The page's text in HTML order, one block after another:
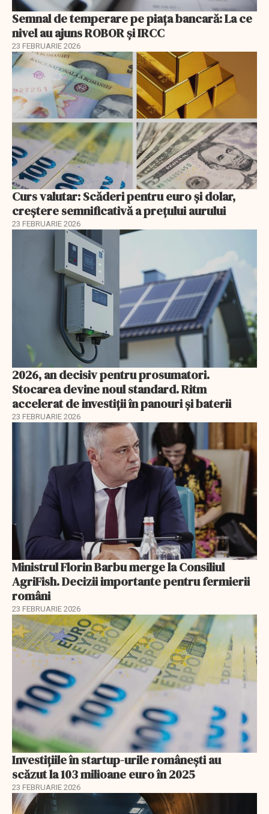
Semnal de temperare pe piața bancară: La ce
nivel au ajuns ROBOR şi IRCC
23 FEBRUARIE 2026
Curs valutar: Scăderi pentru euro și dolar,
creștere semnificativă a prețului aurului
23 FEBRUARIE 2026
2026, an decisiv pentru prosumatori.
Stocarea devine noul standard. Ritm
accelerat de investiții în panouri și baterii
23 FEBRUARIE 2026
Ministrul Florin Barbu merge la Consiliul
AgriFish. Decizii importante pentru fermierii
români
23 FEBRUARIE 2026
Investiţiile în startup-urile româneşti au
scăzut la 103 milioane euro în 2025
23 FEBRUARIE 2026